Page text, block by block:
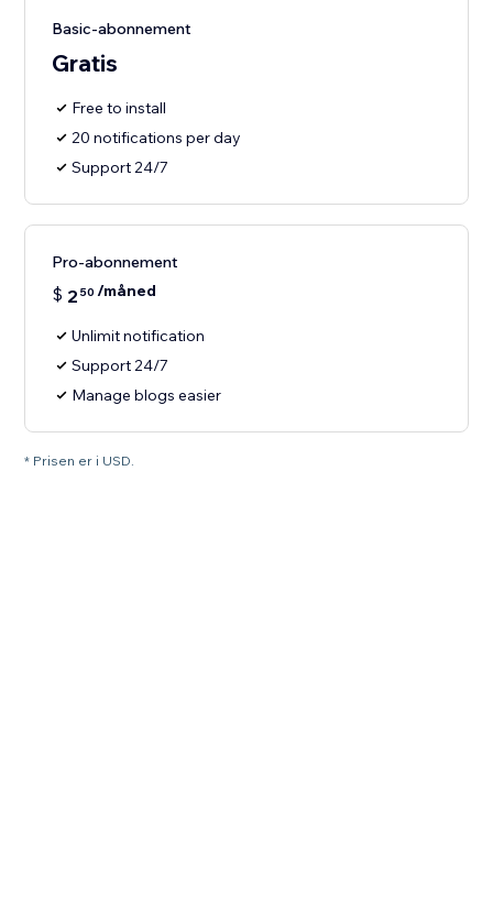
Basic-abonnement
Gratis
Free to install
20 notifications per day
Support 24/7
Pro-abonnement
$ 2 50 /måned
Unlimit notification
Support 24/7
Manage blogs easier
* Prisen er i USD.